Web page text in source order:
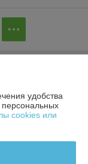
9-9
удобства
персональных
cookies или